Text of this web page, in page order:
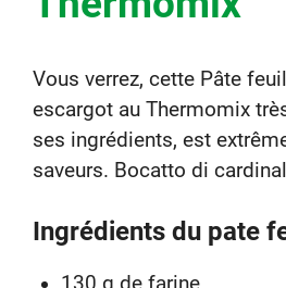
Vous verrez, cette Pâte
escargot au Thermomix
ses ingrédients, est
saveurs. Bocatto di
Ingrédients du pate